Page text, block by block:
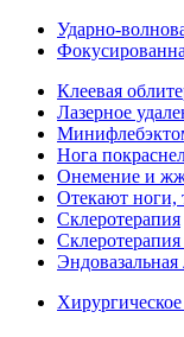
Ударно-
Клеевая
Лазерное
Нога
Онемение и
Отекают ноги,
Склеротерапия
Склеротерапия
Эндовазальная